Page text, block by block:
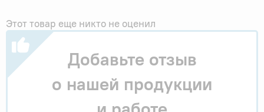
Этот товар еще никто не оценил
Добавьте отзыв
о нашей продукции